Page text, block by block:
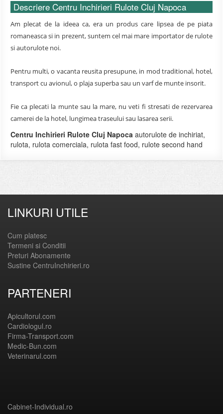
Descriere Centru Inchirieri Rulote Cluj Napoca
Am plecat de la ideea ca, era un produs care lipsea de pe piata
romaneasca si in prezent, suntem cel mai mare importator de rulote
si autorulote noi.
Pentru multi, o vacanta reusita presupune, in mod traditional, hotel,
transport cu avionul, o plaja superba sau un varf de munte insorit.
Fie ca plecati la munte sau la mare, nu veti fi stresati de rezervarea
camerei de la hotel, lungimea traseului sau lasarea serii.
Centru Inchirieri Rulote Cluj Napoca autorulote de inchiriat,
rulota, rulota comerciala, rulota fast food, rulote second hand
LINKURI UTILE
Cum platesc
Termeni si Conditii
Preturi Abonamente
Sustine CentruInchirieri.ro
PARTENERI
Apicultorul.com
Cardiologul.ro
Firma-Transport.com
Medic-Bun.com
Veterinarul.com
Cabinet-Individual.ro